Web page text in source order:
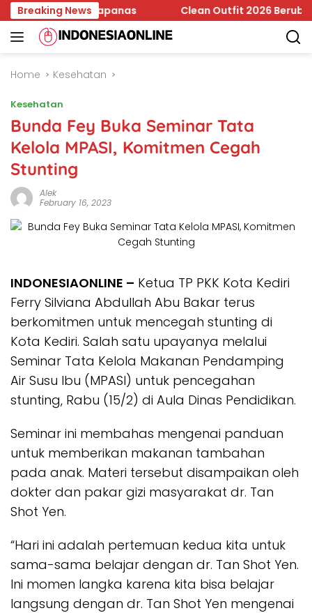
Skip
to
content
Breaking News
Temuan Bapanas Clean Outfit 2026 Berubah,
Home Kesehatan
Kesehatan
Bunda Fey Buka Seminar Tata
Kelola MPASI, Komitmen Cegah
Stunting
Alek
February 16, 2023
INDONESIAONLINE – Ketua TP PKK Kota Kediri
Ferry Silviana Abdullah Abu Bakar terus
berkomitmen untuk mencegah stunting di
Kota Kediri. Salah satu upayanya melalui
Seminar Tata Kelola Makanan Pendamping
Air Susu Ibu (MPASI) untuk pencegahan
stunting, Rabu (15/2) di Aula Dinas Pendidikan.
Seminar ini membahas mengenai panduan
untuk memberikan makanan tambahan
pada anak. Materi tersebut disampaikan oleh
dokter dan pakar gizi masyarakat dr. Tan
Shot Yen.
“Hari ini adalah pertemuan kedua kita untuk
sama-sama belajar dengan dr. Tan Shot Yen.
Ini momen langka karena kita bisa belajar
langsung dengan dr. Tan Shot Yen mengenai